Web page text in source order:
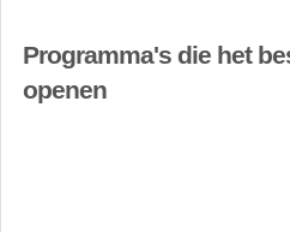
Programma's die het
openen